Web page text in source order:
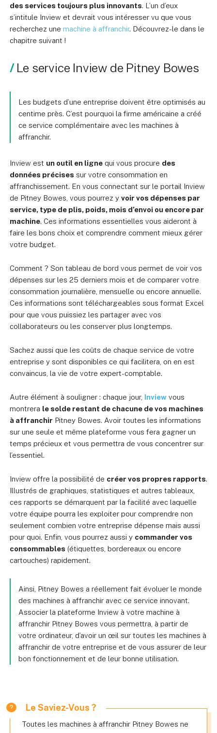
des services toujours plus innovants. L’un d’eux
s’intitule Inview et devrait vous intéresser vu que vous
recherchez une machine à affranchir. Découvrez-le dans le
chapitre suivant !
Le service Inview de Pitney Bowes
Les budgets d’une entreprise doivent être optimisés au
centime près. C’est pourquoi la firme américaine a créé
ce service complémentaire avec les machines à
affranchir.
Inview est un outil en ligne qui vous procure des
données précises sur votre consommation en
affranchissement. En vous connectant sur le portail Inview
de Pitney Bowes, vous pourrez y voir vos dépenses par
service, type de plis, poids, mois d’envoi ou encore par
machine. Ces informations essentielles vous aideront à
faire les bons choix et comprendre comment mieux gérer
votre budget.
Comment ? Son tableau de bord vous permet de voir vos
dépenses sur les 25 derniers mois et de comparer votre
consommation journalière, mensuelle ou encore annuelle.
Ces informations sont téléchargeables sous format Excel
pour que vous puissiez les partager avec vos
collaborateurs ou les conserver plus longtemps.
Sachez aussi que les coûts de chaque service de votre
entreprise y sont disponibles ce qui facilitera, on en est
convaincus, la vie de votre expert-comptable.
Autre élément à souligner : chaque jour, Inview vous
montrera le solde restant de chacune de vos machines
à affranchir Pitney Bowes. Avoir toutes les informations
sur une seule et même plateforme vous fera gagner un
temps précieux et vous permettra de vous concentrer sur
l’essentiel.
Inview offre la possibilité de créer vos propres rapports.
Illustrés de graphiques, statistiques et autres tableaux,
ces rapports se démarquent par la facilité avec laquelle
votre équipe pourra les exploiter pour comprendre non
seulement combien votre entreprise dépense mais aussi
pour quoi. Enfin, vous pourrez aussi y commander vos
consommables (étiquettes, bordereaux ou encore
cartouches) rapidement.
Ainsi, Pitney Bowes a réellement fait évoluer le monde
des machines à affranchir avec ce service innovant.
Associer la plateforme Inview à votre machine à
affranchir Pitney Bowes vous permettra, à partir de
votre ordinateur, d’avoir un œil sur toutes les machines à
affranchir de votre entreprise et de vous assurer de leur
bon fonctionnement et de leur bonne utilisation.
Le Saviez-Vous ?
Toutes les machines à affranchir Pitney Bowes ne